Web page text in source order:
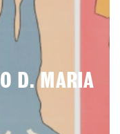
D. MARIA